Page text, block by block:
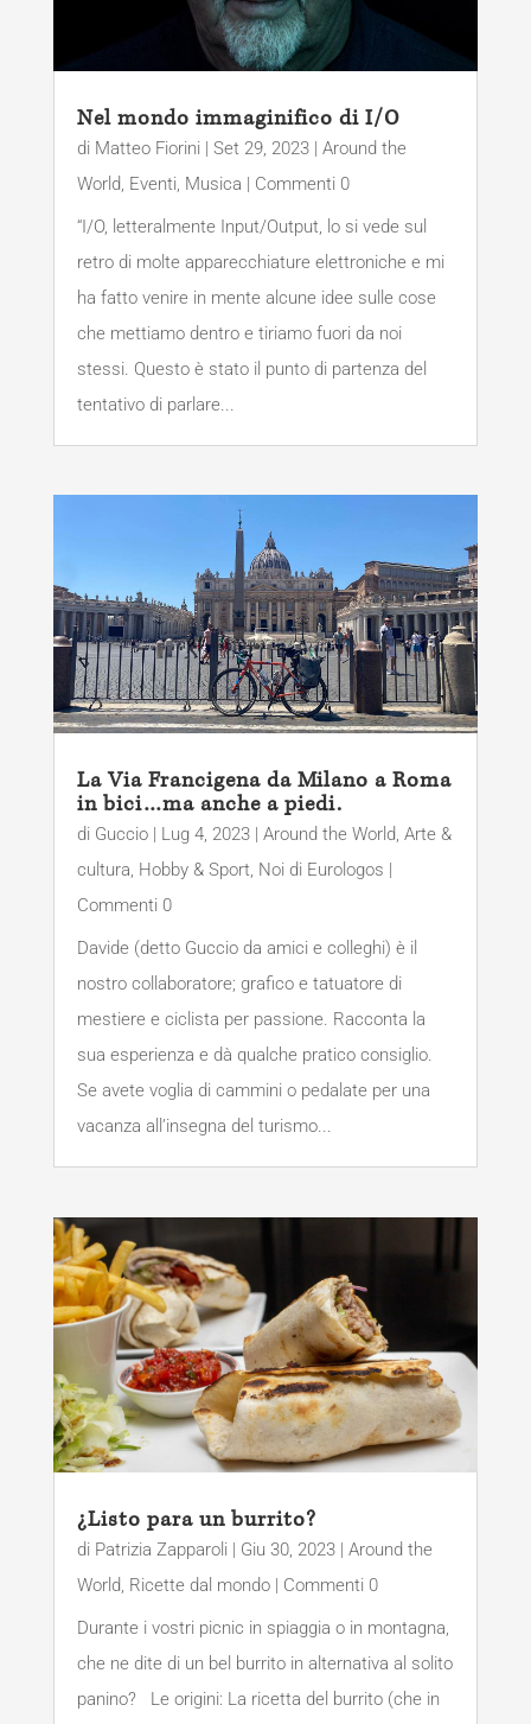
Nel mondo immaginifico di I/O
di Matteo Fiorini| Set 29, 2023| Around the
World, Eventi, Musica | Commenti 0
“I/O, letteralmente Input/Output, lo si vede sul
retro di molte apparecchiature elettroniche e mi
ha fatto venire in mente alcune idee sulle cose
che mettiamo dentro e tiriamo fuori da noi
stessi. Questo è stato il punto di partenza del
tentativo di parlare...
La Via Francigena da Milano a Roma
in bici…ma anche a piedi.
di Guccio| Lug 4, 2023| Around the World, Arte &
cultura, Hobby & Sport, Noi di Eurologos
Commenti 0
Davide (detto Guccio da amici e colleghi) è il
nostro collaboratore; grafico e tatuatore di
mestiere e ciclista per passione. Racconta la
sua esperienza e dà qualche pratico consiglio.
Se avete voglia di cammini o pedalate per una
vacanza all’insegna del turismo...
¿Listo para un burrito?
di Patrizia Zapparoli| Giu 30, 2023| Around the
World, Ricette dal mondo| Commenti 0
Durante i vostri picnic in spiaggia o in montagna,
che ne dite di un bel burrito in alternativa al solito
panino? Le origini: La ricetta del burrito (che in